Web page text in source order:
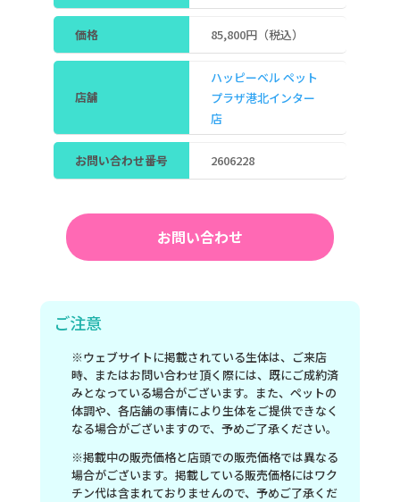
価格 85,800円（税込）
店舗
ハッピーベル ペット
プラザ港北インター
店
お問い合わせ番号 2606228
お問い合わせ
ご注意
※ウェブサイトに掲載されている生体は、ご来店
時、またはお問い合わせ頂く際には、既にご成約済
みとなっている場合がございます。また、ペットの
体調や、各店舗の事情により生体をご提供できなく
なる場合がございますので、予めご了承ください。
※掲載中の販売価格と店頭での販売価格では異なる
場合がございます。掲載している販売価格にはワク
チン代は含まれておりませんので、予めご了承くだ